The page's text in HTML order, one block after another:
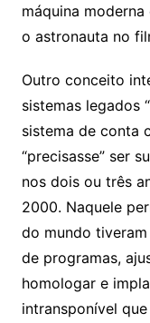
máquina
o astronauta no
Outro conceito
sistemas legados
sistema de conta
“precisasse” ser
nos dois ou três
2000. Naquele
do mundo
de programas,
homologar e
intransponível